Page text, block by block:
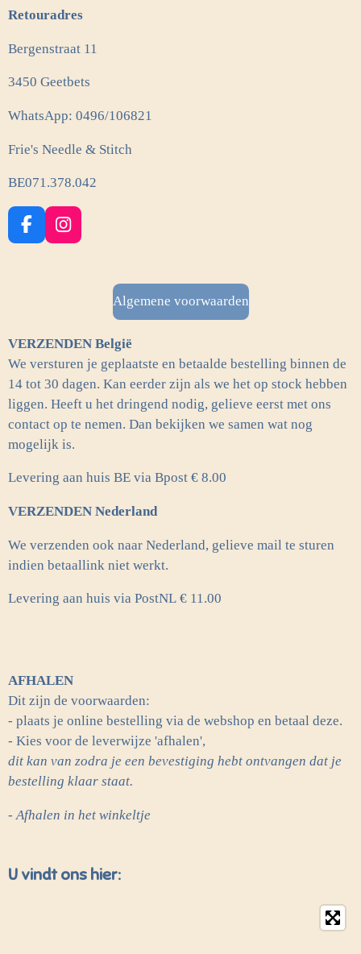
Retouradres
Bergenstraat 11
3450 Geetbets
WhatsApp: 0496/106821
Frie's Needle & Stitch
BE071.378.042
F
a
k
I
n
a
m
Algemene voorwaarden
VERZENDEN België
We versturen je geplaatste en betaalde bestelling binnen de
14 tot 30 dagen. Kan eerder zijn als we het op stock hebben
liggen. Heeft u het dringend nodig, gelieve eerst met ons
contact op te nemen. Dan bekijken we samen wat nog
mogelijk is.
Levering aan huis BE via Bpost € 8.00
VERZENDEN Nederland
We verzenden ook naar Nederland, gelieve mail te sturen
indien betaallink niet werkt.
Levering aan huis via PostNL € 11.00
AFHALEN
Dit zijn de voorwaarden:
- plaats je online bestelling via de webshop en betaal deze.
- Kies voor de leverwijze 'afhalen',
dit kan van zodra je een bevestiging hebt ontvangen dat je
bestelling klaar staat.
- Afhalen in het winkeltje
U vindt ons hier: